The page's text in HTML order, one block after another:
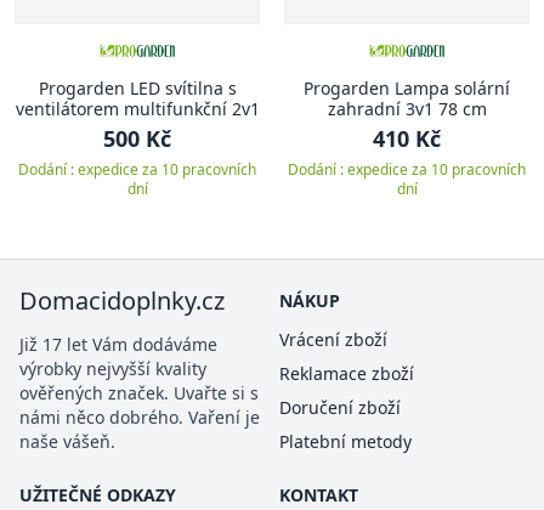
Progarden LED svítilna s
ventilátorem multifunkční 2v1
500 Kč
Dodání : expedice za 10 pracovních
dní
Progarden Lampa solární
zahradní 3v1 78 cm
410 Kč
Dodání : expedice za 10 pracovních
dní
Domacidoplnky.cz
Již 17 let Vám dodáváme
výrobky nejvyšší kvality
ověřených značek. Uvařte si s
námi něco dobrého. Vaření je
naše vášeň.
NÁKUP
Vrácení zboží
Reklamace zboží
Doručení zboží
Platební metody
UŽITEČNÉ ODKAZY
KONTAKT